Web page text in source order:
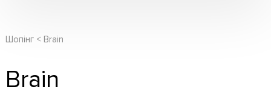
Шопінг Brain
Brain